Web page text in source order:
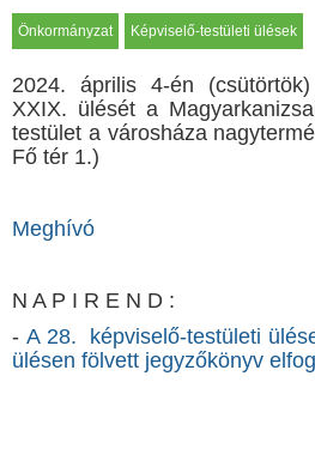
Önkormányzat Képviselő-testületi ülések
2024. április 4-én
XXIX. ülését a
testület a városháza
Fő tér 1.)
Meghívó
N A P I R E N D :
- A 28. képviselő-testületi
ülésen fölvett jegyzőkönyv